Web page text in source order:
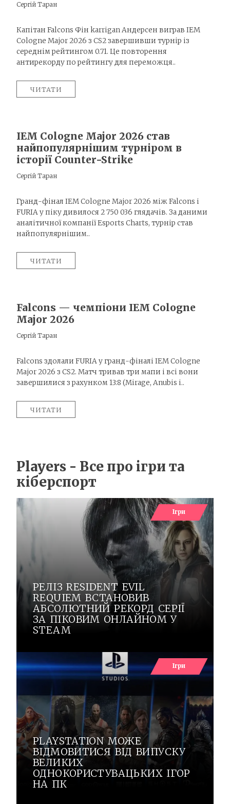
Сергій Таран
Капітан Falcons Фін karrigan Андерсен виграв IEM
Cologne Major 2026 з CS2 завершивши турнір із
середнім рейтингом 0.71. Це повторення
антирекорду по рейтингу для переможця..
ЧИТАТИ
IEM Cologne Major 2026 став
найпопулярнішим турніром в
історії Counter-Strike
Сергій Таран
Гранд-фінал IEM Cologne Major 2026 між Falcons і
FURIA у піку дивилося 2 750 036 глядачів. За даними
аналітичної компанії Esports Charts, турнір став
найпопулярнішим..
ЧИТАТИ
Falcons — чемпіони IEM Cologne
Major 2026
Сергій Таран
Falcons здолали FURIA у гранд-фіналі IEM Cologne
Major 2026 з CS2. Матч тривав три мапи і всі вони
завершилися з рахунком 13:8 (Mirage, Anubis і..
ЧИТАТИ
Players - Все про ігри та
кіберспорт
Ігри
РЕЛІЗ RESIDENT EVIL
REQUIEM ВСТАНОВИВ
АБСОЛЮТНИЙ РЕКОРД СЕРІЇ
ЗА ПІКОВИМ ОНЛАЙНОМ У
STEAM
Ігри
PLAYSTATION МОЖЕ
ВІДМОВИТИСЯ ВІД ВИПУСКУ
ВЕЛИКИХ
ОДНОКОРИСТУВАЦЬКИХ ІГОР
НА ПК